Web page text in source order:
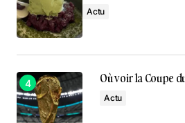
Actu
Où voir la Coupe
Actu